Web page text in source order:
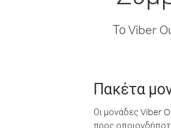
Το Viber
Πακέτα
Οι μονάδες Viber
προς